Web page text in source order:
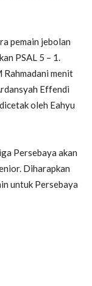
pemain jebolan
PSAL 5 – 1.
menit
Effendi
oleh Eahyu
Persebaya akan
Diharapkan
untuk Persebaya